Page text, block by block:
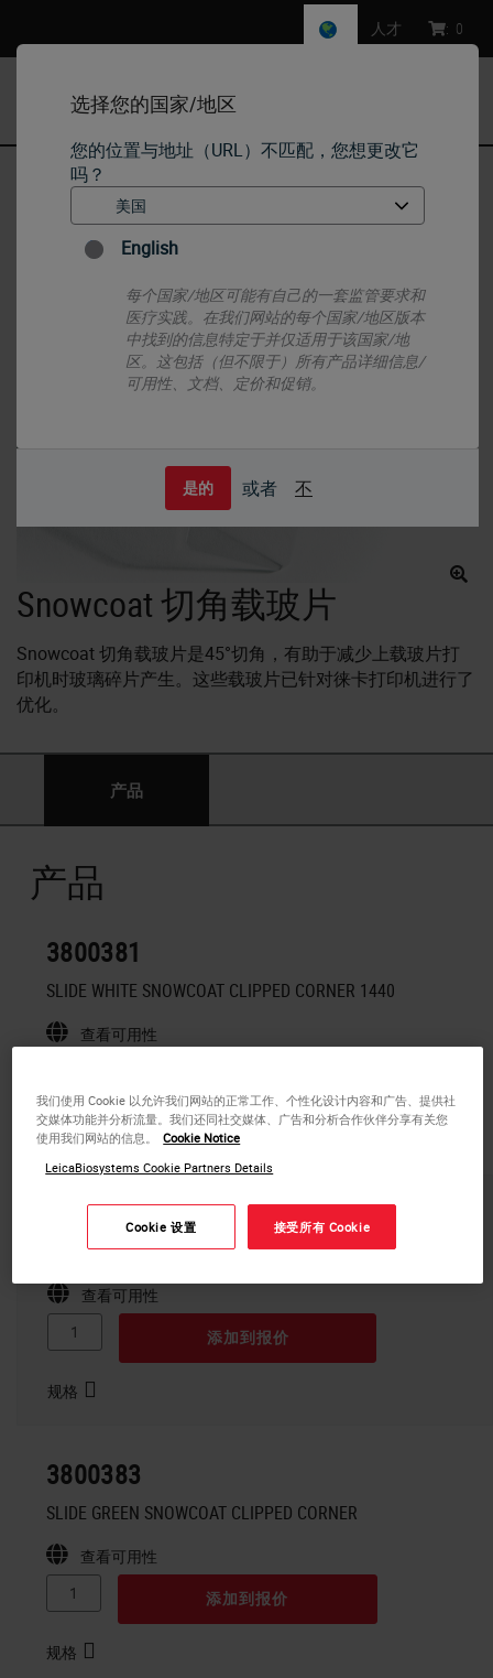
选择您的国家/地区
您的位置与地址（URL）不匹配，您想更改它
吗？
English
每个国家/地区可能有自己的一套监管要求和
医疗实践。在我们网站的每个国家/地区版本
中找到的信息特定于并仅适用于该国家/地
区。这包括（但不限于）所有产品详细信息/
可用性、文档、定价和促销。
是的 或者 不
人才 : 0
标本制备 • Snowcoat 切角载玻片
Snowcoat 切角载玻片
Snowcoat 切角载玻片是45°切角，有助于减少上载玻片打
印机时玻璃碎片产生。这些载玻片已针对徕卡打印机进行了
优化。
产品
产品
3800381
SLIDE WHITE SNOWCOAT CLIPPED CORNER 1440
查看可用性
规格
3800382
SLIDE BLUE SNOWCOAT CLIPPED CORNER
查看可用性
添加到报价
规格
3800383
SLIDE GREEN SNOWCOAT CLIPPED CORNER
查看可用性
添加到报价
规格
我们使用 Cookie 以允许我们网站的正常工作、个性化设计内容和广告、提供社
交媒体功能并分析流量。我们还同社交媒体、广告和分析合作伙伴分享有关您
使用我们网站的信息。
Cookie Notice
LeicaBiosystems Cookie Partners Details
Cookie 设置 接受所有 Cookie